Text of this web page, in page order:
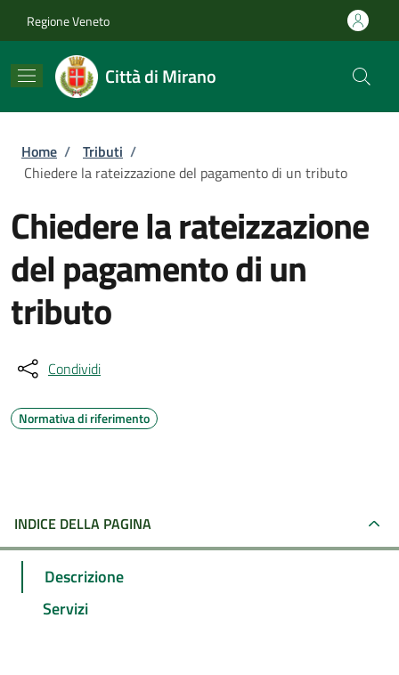
Regione Veneto
Città di Mirano
Briciole di pane
Home / Tributi /
Chiedere la rateizzazione del pagamento di un tributo
Chiedere la rateizzazione
del pagamento di un
tributo
Condividi
Normativa di riferimento
INDICE DELLA PAGINA
Descrizione
Servizi